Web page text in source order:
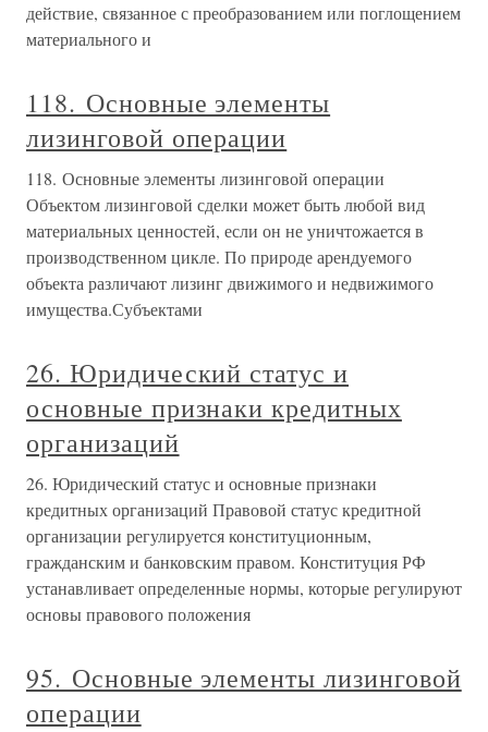
действие, связанное с преобразованием или поглощением
материального и
118. Основные элементы
лизинговой операции
118. Основные элементы лизинговой операции
Объектом лизинговой сделки может быть любой вид
материальных ценностей, если он не уничтожается в
производственном цикле. По природе арендуемого
объекта различают лизинг движимого и недвижимого
имущества.Субъектами
26. Юридический статус и
основные признаки кредитных
организаций
26. Юридический статус и основные признаки
кредитных организаций Правовой статус кредитной
организации регулируется конституционным,
гражданским и банковским правом. Конституция РФ
устанавливает определенные нормы, которые регулируют
основы правового положения
95. Основные элементы лизинговой
операции